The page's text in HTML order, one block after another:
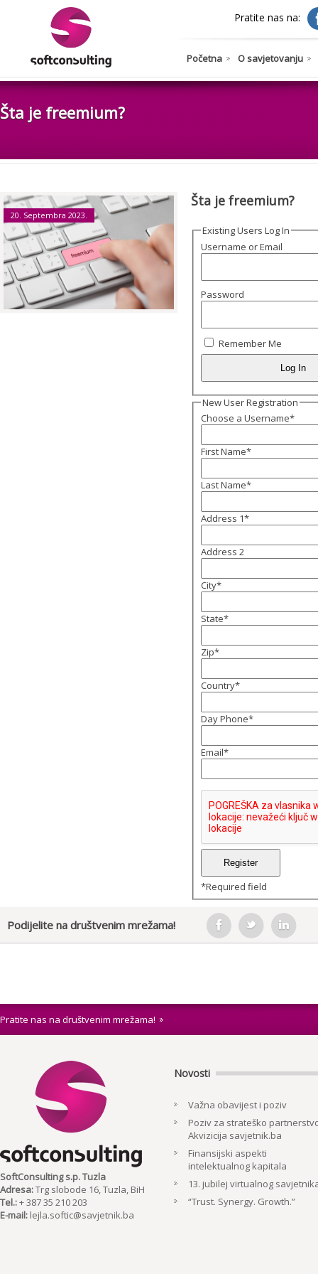
Pratite nas na:
Početna O savjetovanju
Šta je freemium?
20. Septembra 2023.
Šta je freemium?
Existing Users Log In
Username or Email
Password
Remember Me
New User Registration
Choose a Username*
First Name*
Last Name*
Address 1*
Address 2
City*
State*
Zip*
Country*
Day Phone*
Email*
*Required field
Podijelite na društvenim mrežama!
Pratite nas na društvenim mrežama!
SoftConsulting s.p. Tuzla
Adresa:Trg slobode 16, Tuzla, BiH
Tel.:+ 387 35 210 203
E-mail: lejla.softic@savjetnik.ba
Novosti
Važna obavijest i poziv
Poziv za strateško
Akvizicija savjetnik.ba
Finansijski aspekti
intelektualnog kapitala
13. jubilej virtualnog
“Trust. Synergy. Growth.”